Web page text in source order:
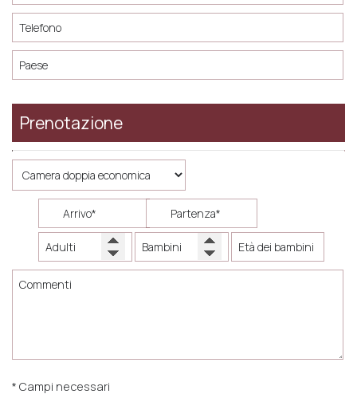
Prenotazione
* Campi necessari